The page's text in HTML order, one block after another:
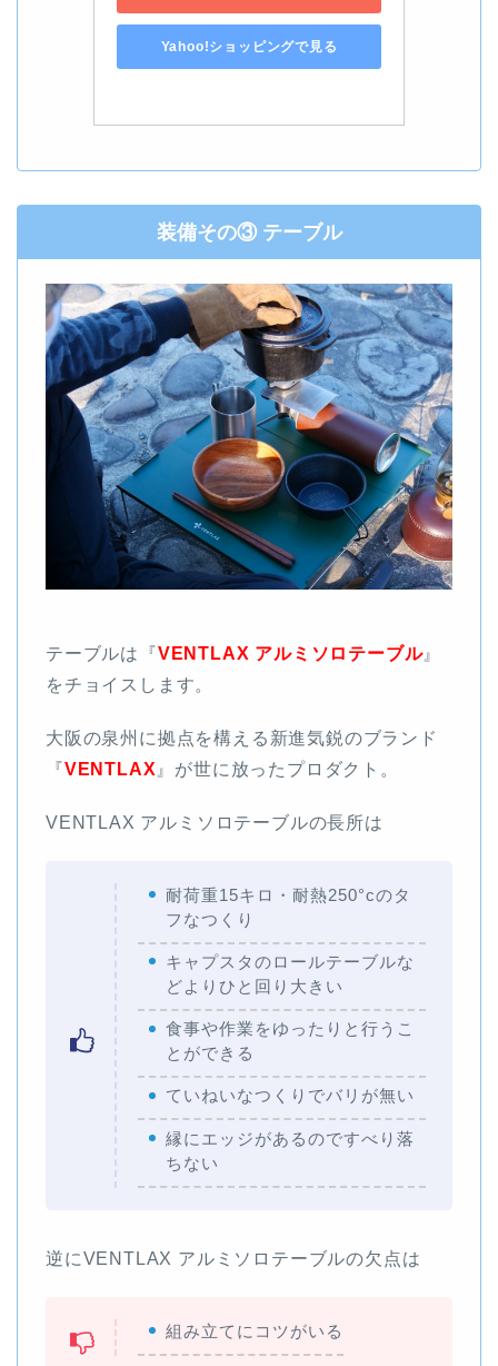
Yahoo!ショッピングで見る
装備その③ テーブル
テーブルは『VENTLAX アルミソロテーブル』
をチョイスします。
大阪の泉州に拠点を構える新進気鋭のブランド
『VENTLAX 』が世に放ったプロダクト。
VENTLAX アルミソロテーブルの長所は
耐荷重15キロ・耐熱250°cのタ
フなつくり
キャプスタのロールテーブルな
どよりひと回り大きい
食事や作業をゆったりと行うこ
とができる
ていねいなつくりでバリが無い
縁にエッジがあるのですべり落
ちない
逆にVENTLAX アルミソロテーブルの欠点は
組み立てにコツがいる